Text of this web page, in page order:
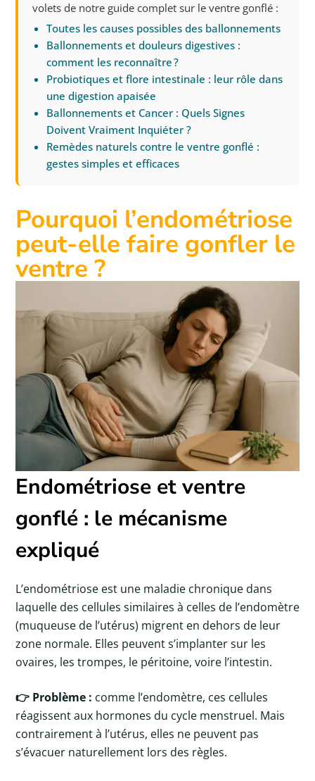
volets de notre guide complet sur le ventre gonflé :
Toutes les causes possibles des ballonnements
Ballonnements et douleurs digestives :
comment les reconnaître ?
Probiotiques et flore intestinale : leur rôle dans
une digestion apaisée
Ballonnements et Cancer : Quels Signes
Doivent Vraiment Inquiéter ?
Remèdes naturels contre le ventre gonflé :
gestes simples et efficaces
Pourquoi l’endométriose
peut-elle faire gonfler le
ventre ?
Endométriose et ventre
gonflé : le mécanisme
expliqué
L’endométriose est une maladie chronique dans
laquelle des cellules similaires à celles de l’endomètre
(muqueuse de l’utérus) migrent en dehors de leur
zone normale. Elles peuvent s’implanter sur les
ovaires, les trompes, le péritoine, voire l’intestin.
👉 Problème : comme l’endomètre, ces cellules
réagissent aux hormones du cycle menstruel. Mais
contrairement à l’utérus, elles ne peuvent pas
s’évacuer naturellement lors des règles.